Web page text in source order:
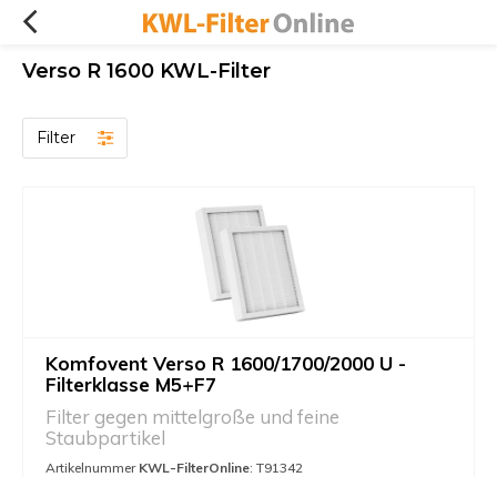
Verso R 1600 KWL-Filter
Filter
Komfovent Verso R 1600/1700/2000 U -
Filterklasse M5+F7
Filter gegen mittelgroße und feine
Staubpartikel
Artikelnummer KWL-FilterOnline: T91342